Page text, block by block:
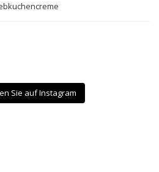
Sie auf Instagram